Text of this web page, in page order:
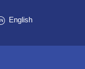
English